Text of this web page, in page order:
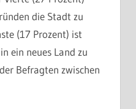
die Stadt zu
(17 Prozent) ist
ein neues Land zu
Befragten zwischen